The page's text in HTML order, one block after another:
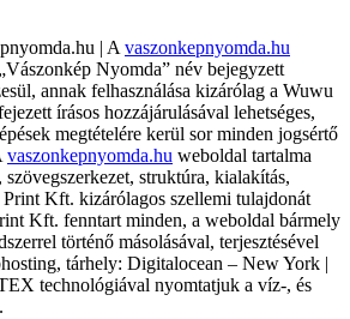
| A vaszonkepnyomda.hu
Nyomda” név bejegyzett
annak felhasználása kizárólag a Wuwu
írásos hozzájárulásával lehetséges,
megtételére kerül sor minden jogsértő
vaszonkepnyomda.hu weboldal tartalma
struktúra, kialakítás,
Kft. kizárólagos szellemi tulajdonát
Kft. fenntart minden, a weboldal bármely
történő másolásával, terjesztésével
tárhely: Digitalocean – New York |
technológiával nyomtatjuk a víz-, és